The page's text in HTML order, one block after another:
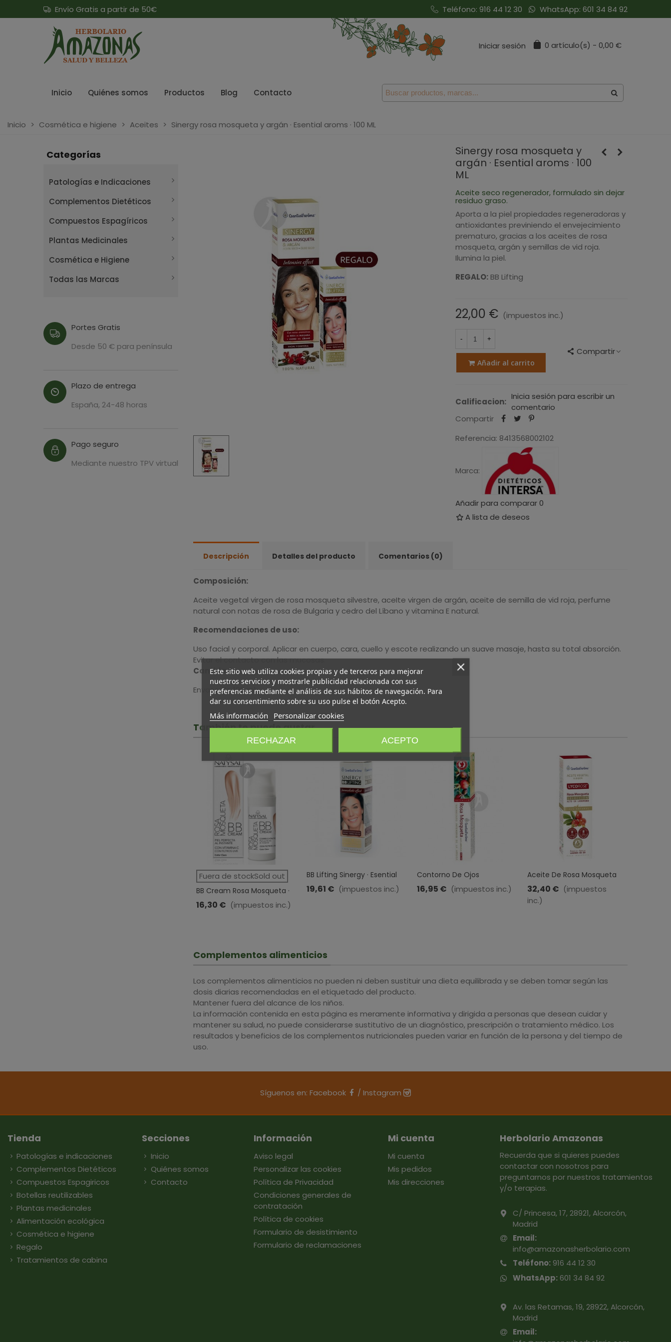
Envío Gratis a partir de 50€ Teléfono: 916 44 12 30 WhatsApp: 601 34 84 92
Iniciar sesión 0 artículo(s) - 0,00 €
Inicio Quiénes somos Productos Blog Contacto
Inicio > Cosmética e higiene > Aceites > Sinergy rosa mosqueta y argán · Esential aroms · 100 ML
Categorías
Patologías e Indicaciones
Complementos Dietéticos
Compuestos Espagíricos
Plantas Medicinales
Cosmética e Higiene
Todas las Marcas
Portes Gratis
Desde 50 € para península
Plazo de entrega
España, 24-48 horas
Pago seguro
Mediante nuestro TPV virtual
Sinergy rosa mosqueta y
argán · Esential aroms · 100
ML
Aceite seco regenerador, formulado sin dejar
residuo graso.
Aporta a la piel propiedades regeneradoras y
antioxidantes previniendo el envejecimiento
prematuro, gracias a los aceites de rosa
mosqueta, argán y semillas de vid roja.
Ilumina la piel.
REGALO:BB Lifting
22,00 € (impuestos inc.)
- +
Añadir al carrito
Compartir
Calificacion:
Inicia sesión para escribir un
comentario
Compartir
Referencia: 8413568002102
Marca:
Añadir para comparar0
A lista de deseos
Descripción Detalles del producto Comentarios (0)
Composición:
Aceite vegetal virgen de rosa mosqueta silvestre, aceIte virgen de argán, aceite de semilla de vid roja, perfume
natural con notas de rosa de Bulgaria y cedro del Líbano y vitamina E natural.
Recomendaciones de uso:
Uso facial y corporal. Aplicar en cuerpo, cara, cuello y escote realizando un suave masaje, hasta su total absorción.
Evitar el contacto con las mucosas.
Cantidad:
Envase de 100 ml.
También te puede gustar
Fuera de stockSold out
BB Cream Rosa Mosqueta ·
Natysal · 30 Ml
16,30 € (impuestos inc.)
BB Lifting Sinergy · Esential
Aroms · 15 ML
19,61 € (impuestos inc.)
Contorno De Ojos
Antiarrugas Con Rosa
Mosqueta Roll-On · Esential
16,95 € (impuestos inc.)
Aceite De Rosa Mosqueta
Vegetal Lycorose · Esential
Aroms · 100 ML
32,40 € (impuestos
inc.)
Complementos alimenticios
Los complementos alimenticios no pueden ni deben sustituir una dieta equilibrada y se deben tomar según las
dosis diarias recomendadas en el etiquetado del producto.
Mantener fuera del alcance de los niños.
La información contenida en esta página es meramente informativa y dirigida a personas que desean cuidar y
mantener su salud, no puede considerarse sustitutivo de un diagnóstico, prescripción o tratamiento médico. Los
resultados y beneficios de los complementos nutricionales pueden variar en función de la persona y del tiempo de
uso.
Síguenos en: Facebook / Instagram
Este sitio web utiliza cookies propias y de terceros para mejorar
nuestros servicios y mostrarle publicidad relacionada con sus
preferencias mediante el análisis de sus hábitos de navegación. Para
dar su consentimiento sobre su uso pulse el botón Acepto.
Más información Personalizar cookies
RECHAZAR ACEPTO
Tienda
Patologías e indicaciones
Complementos Dietéticos
Compuestos Espagiricos
Botellas reutilizables
Plantas medicinales
Alimentación ecológica
Cosmética e higiene
Regalo
Tratamientos de cabina
Secciones
Inicio
Quiénes somos
Contacto
Información
Aviso legal
Personalizar las cookies
Política de Privacidad
Condiciones generales de
contratación
Política de cookies
Formulario de desistimiento
Formulario de reclamaciones
Mi cuenta
Mi cuenta
Mis pedidos
Mis direcciones
Herbolario Amazonas
Recuerda que si quieres puedes
contactar con nosotros para
preguntarnos por nuestros tratamientos
y/o terapias.
C/ Princesa, 17, 28921, Alcorcón,
Madrid
Email:
info@amazonasherbolario.com
Teléfono: 916 44 12 30
WhatsApp: 601 34 84 92
Av. las Retamas, 19, 28922, Alcorcón,
Madrid
Email: